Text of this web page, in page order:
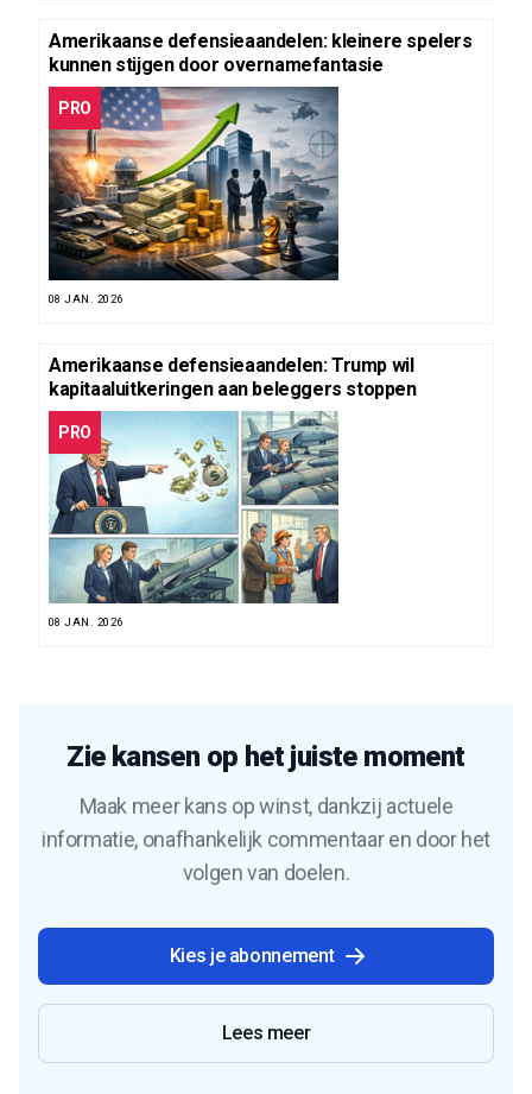
Amerikaanse defensieaandelen: kleinere spelers
kunnen stijgen door overnamefantasie
PRO
08 JAN. 2026
Amerikaanse defensieaandelen: Trump wil
kapitaaluitkeringen aan beleggers stoppen
PRO
08 JAN. 2026
Zie kansen op het juiste moment
Maak meer kans op winst, dankzij actuele
informatie, onafhankelijk commentaar en door het
volgen van doelen.
Kies je abonnement
Lees meer